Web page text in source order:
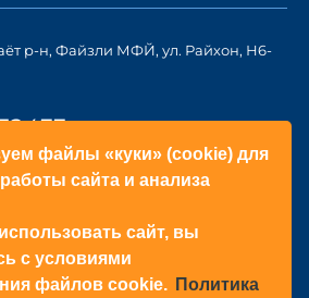
файлы «куки» (cookie) для
сайта и анализа
сайт, вы
с условиями
файлов cookie. Политика
р-н, Файзли МФЙ, ул. Райхон, Н6-